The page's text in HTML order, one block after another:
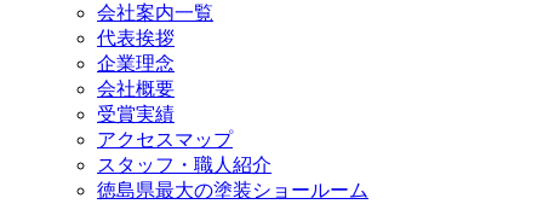
会社案内一覧
代表挨拶
企業理念
会社概要
受賞実績
アクセスマップ
スタッフ・職人紹介
徳島県最大の塗装ショールーム